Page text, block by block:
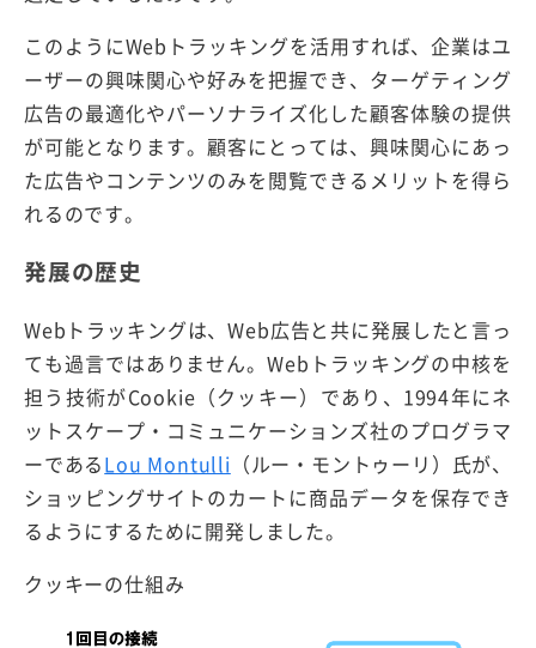
このようにWebトラッキングを活用すれば、企業はユ
ーザーの興味関心や好みを把握でき、ターゲティング
広告の最適化やパーソナライズ化した顧客体験の提供
が可能となります。顧客にとっては、興味関心にあっ
た広告やコンテンツのみを閲覧できるメリットを得ら
れるのです。
発展の歴史
Webトラッキングは、Web広告と共に発展したと言っ
ても過言ではありません。Webトラッキングの中核を
担う技術がCookie（クッキー）であり、1994年にネ
ットスケープ・コミュニケーションズ社のプログラマ
ーであるLou Montulli （ルー・モントゥーリ）氏が、
ショッピングサイトのカートに商品データを保存でき
るようにするために開発しました。
クッキーの仕組み